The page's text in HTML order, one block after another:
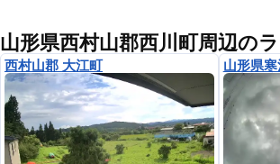
山形県西村山郡西川町周辺の
西村山郡 大江町 山形県